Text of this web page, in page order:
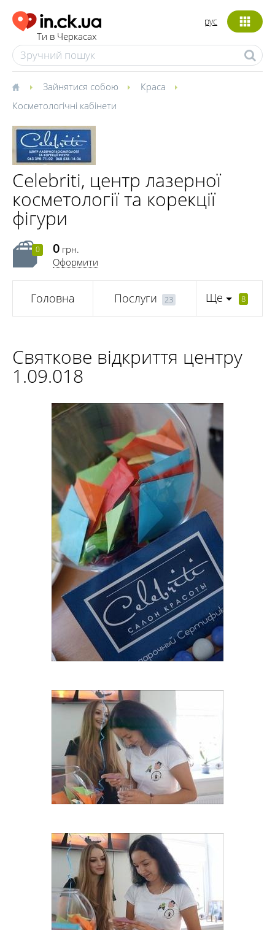
Ти в Черкасах
рус
Зайнятися собою
Краса
Косметологічні кабінети
Celebriti, центр лазерної
косметології та корекції
фігури
0 0 грн.
Оформити
Головна Послуги 23 Ще 8
Святкове відкриття центру
1.09.018